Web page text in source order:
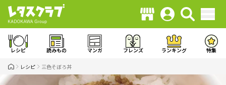
レシピ 読みもの マンガ フレンズ ランキング 特集
レシピ 三色そぼろ丼